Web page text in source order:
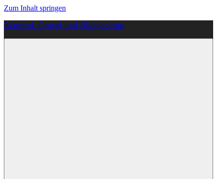
Zum Inhalt springen
Rennrad, Gravel und Bikepacking